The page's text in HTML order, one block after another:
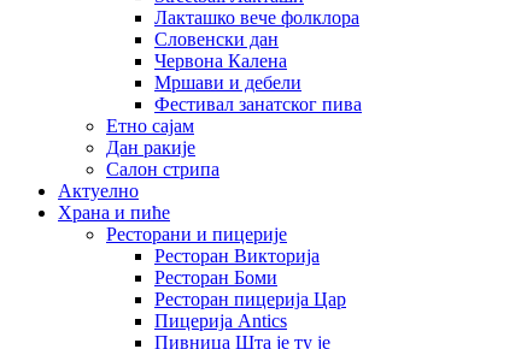
Лакташко вече фолклора
Словенски дан
Червона Калена
Мршави и дебели
Фестивал занатског пива
Етно сајам
Дан ракије
Салон стрипа
Актуелно
Храна и пиће
Ресторани и пицерије
Ресторан Викторија
Ресторан Боми
Ресторан пицерија Цар
Пицерија Аntics
Пивница Шта је ту је